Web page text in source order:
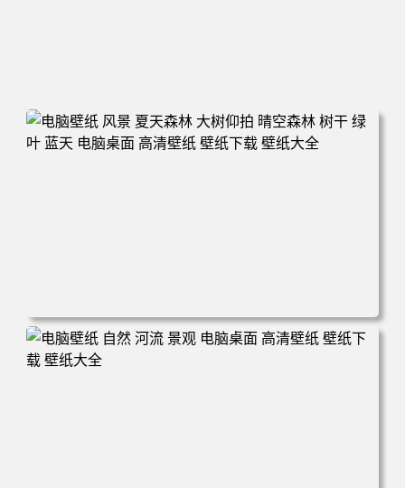
电脑壁纸 风景 夏天森林 大树仰拍 晴空森林 树干 绿叶 蓝天
电脑桌面 高清壁纸 壁纸下载 壁纸大全